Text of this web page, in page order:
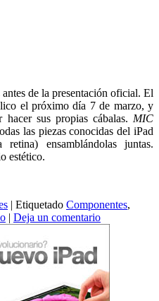
de la presentación oficial. El
el próximo día 7 de marzo, y
hacer sus propias cábalas. MIC
las piezas conocidas del iPad
ensamblándolas juntas.
estético.
| Etiquetado Componentes,
| Deja un comentario